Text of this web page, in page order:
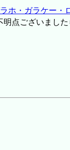
ホ・ガラケー・
点ございました